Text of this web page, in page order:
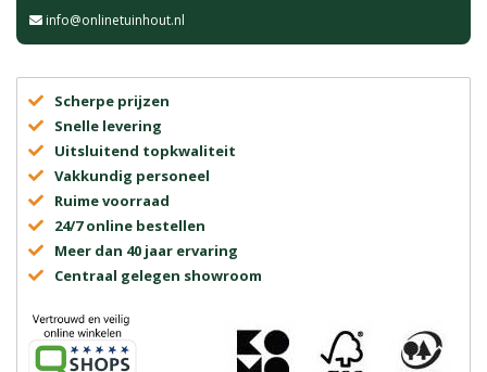
info@onlinetuinhout.nl
Scherpe prijzen
Snelle levering
Uitsluitend topkwaliteit
Vakkundig personeel
Ruime voorraad
24/7 online bestellen
Meer dan 40 jaar ervaring
Centraal gelegen showroom